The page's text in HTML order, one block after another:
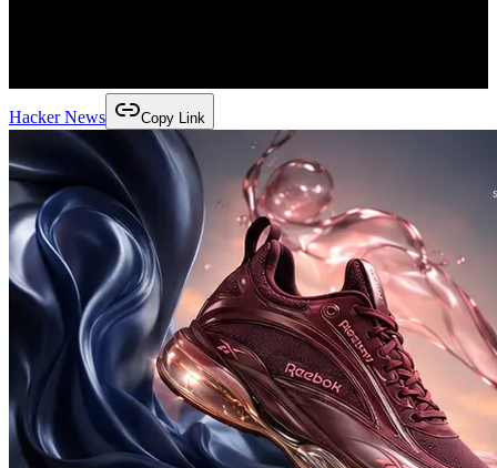
Hacker News Copy Link